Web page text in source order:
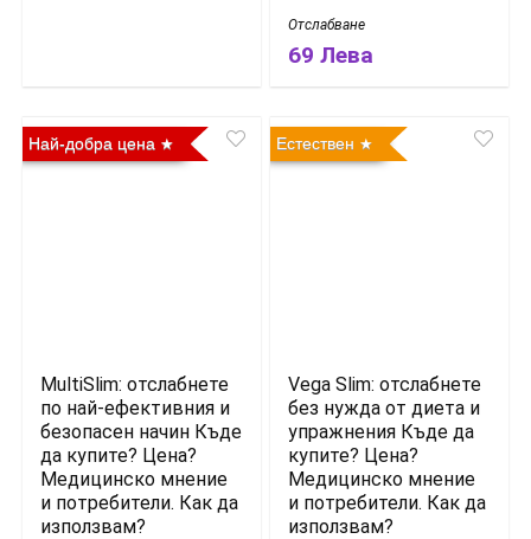
Отслабване
69 Лева
Най-добра цена
MultiSlim: отслабнете
по най-ефективния и
безопасен начин Къде
да купите? Цена?
Медицинско мнение
и потребители. Как да
използвам?
Естествен
Vega Slim: отслабнете
без нужда от диета и
упражнения Къде да
купите? Цена?
Медицинско мнение
и потребители. Как да
използвам?